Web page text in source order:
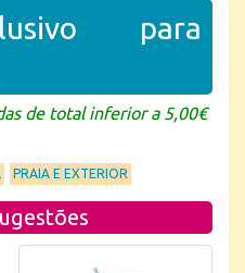
para
de total inferior a 5,00€
PRAIA E EXTERIOR